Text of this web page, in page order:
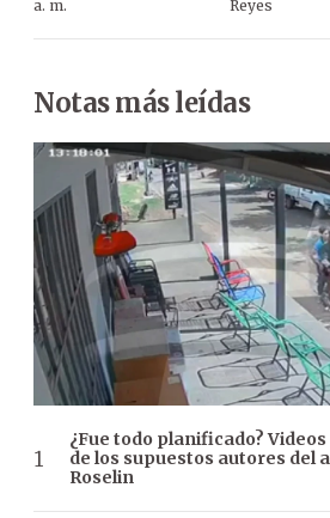
a. m.
Reyes
Notas más leídas
¿Fue todo planificado?
de los supuestos autores del
Roselin